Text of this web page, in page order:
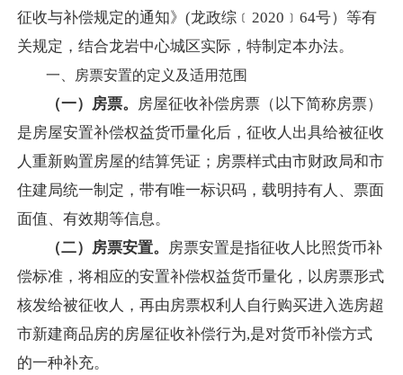
征收与补偿规定的通知》 (龙政综﹝2020﹞64号）等有
关规定，结合龙岩中心城区实际， 特制定本办法。
一、房票安置的定义及适用范围
（一） 房票。
房屋征收补偿房票（以下简称房票）
是房屋安置补偿权益货币量化后，征收人出具给被征收
人重新购置房屋的结算凭证；房票样式由市财政局和市
住建局统一制定，带有唯一标识码，载明持有人、票面
面值、有效期等信息。
（二） 房票安置。
房票安置是指征收人比照货币补
偿标准，将相应的安置补偿权益货币量化，以房票形式
核发给被征收人，再由房票权利人 自行购买进入选房超
市新建商品房的房屋征收补偿行为,是对货币补偿方式
的一种补充。